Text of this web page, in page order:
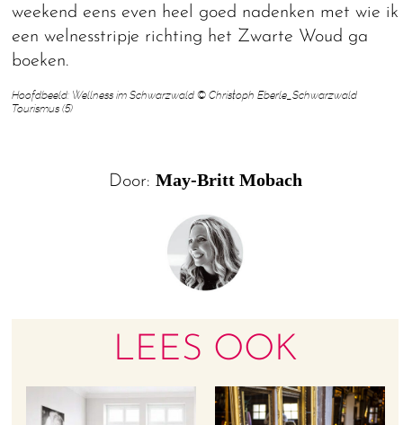
weekend eens even heel goed nadenken met wie ik
een welnesstripje richting het Zwarte Woud ga
boeken.
Hoofdbeeld: Wellness im Schwarzwald © Christoph Eberle_Schwarzwald
Tourismus (5)
Door: May-Britt Mobach
LEES OOK